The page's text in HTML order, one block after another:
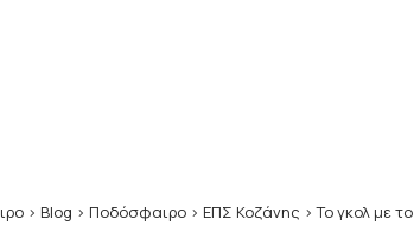
> Blog > Ποδόσφαιρο > ΕΠΣ Κοζάνης >Το γκολ με το οποίο προηγείται ο Βυζαντινός Αετός των Ελπίδων ΑΕΚ (video)